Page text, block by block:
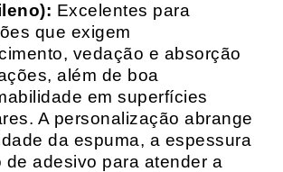
Excelentes para
que exigem
vedação e absorção
além de boa
em superfícies
A personalização abrange
da espuma, a espessura
de adesivo para atender a